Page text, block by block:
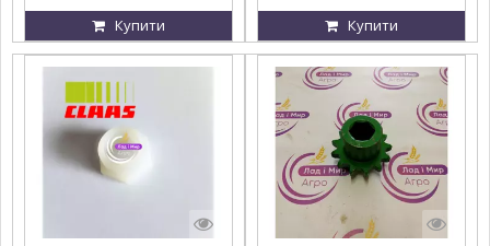
Купити Купити